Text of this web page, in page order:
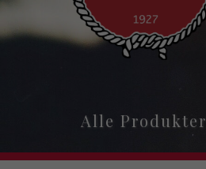
Alle Produkter